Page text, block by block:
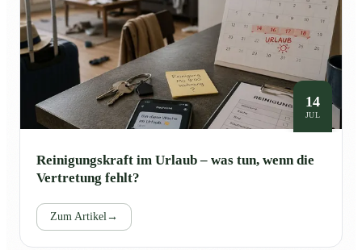
14
JUL
Reinigungskraft im Urlaub – was tun, wenn die
Vertretung fehlt?
Zum Artikel→